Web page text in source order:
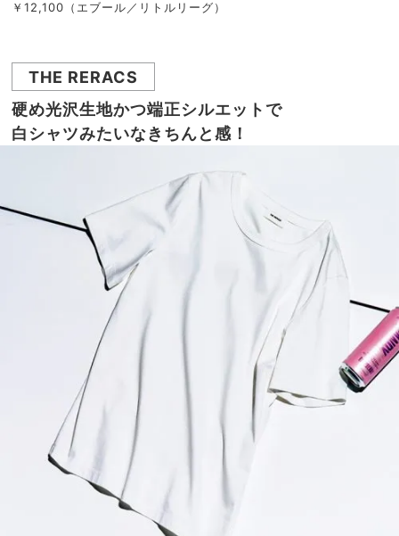
￥12,100（エブール／リトルリーグ）
THE RERACS
硬め光沢生地かつ端正シルエットで
白シャツみたいなきちんと感！